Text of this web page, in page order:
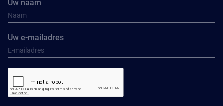
Uw naam
Uw e-mailadres